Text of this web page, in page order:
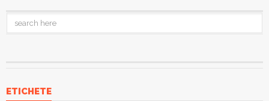
ETICHETE